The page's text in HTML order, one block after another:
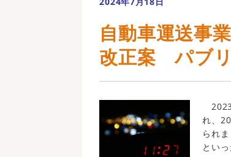
自動車運送事
改正案 パブ
2023
れ、
られ
とい